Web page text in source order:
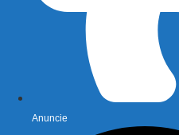
Anuncie